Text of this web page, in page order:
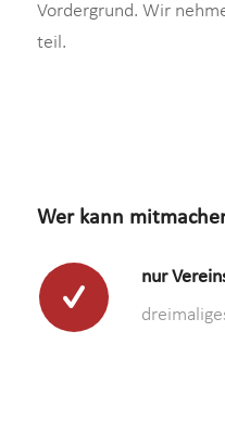
Vordergrund. Wir
teil.
Wer kann
nur